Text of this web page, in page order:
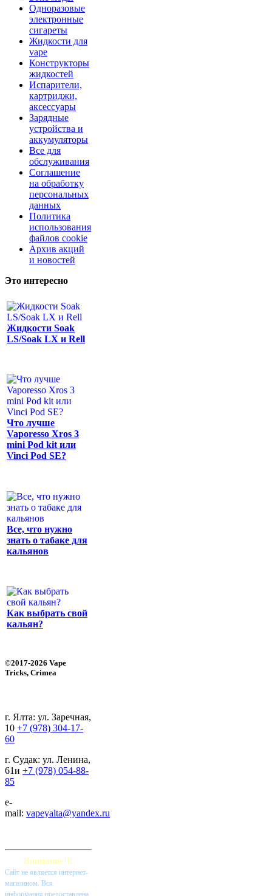
Одноразовые
электронные
сигареты
Жидкости для
vape
Конструкторы
жидкостей
Испарители,
картриджи,
аксессуары
Зарядные
устройства и
аккумуляторы
Все для
обслуживания
Соглашение
на обработку
персональных
данных
Политика
использования
файлов cookie
Архив акций
и новостей
Это интересно
Жидкости Soak
LS/Soak LX и Rell
Что лучше
Vaporesso Xros 3
mini Pod kit или
Vinci Pod SE?
Все, что нужно
знать о табаке для
кальянов
Как выбрать свой
кальян?
©2017-2026 Vape
Tricks, Crimea
г. Ялта: ул. Заречная,
10 +7 (978) 304-17-
60
г. Судак: ул. Ленина,
61и +7 (978) 054-88-
85
e-
mail: vapeyalta@yandex.ru
Внимание!!!
Cайт не является интернет-
магазином. Вся
информация предоставлена